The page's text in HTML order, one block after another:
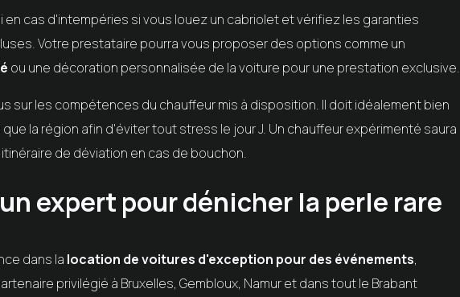
en cas d'intempéries si vous louez un cabriolet et vérifiez les garanties
Votre prestataire pourra vous proposer des options comme un
ou une décoration personnalisée de la voiture pour une prestation exclusive.
sur les compétences du chauffeur mis à disposition. Il doit idéalement bien
la région afin d'éviter tout stress le jour J. Un chauffeur expérimenté saura
de déviation en cas de bouchon.
expert pour dénicher la perle rare
dans la location de voitures d'exception pour des événements,
privilégié à Bruxelles, Gembloux, Namur et dans tout le Brabant